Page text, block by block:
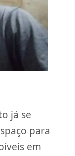
já se
para
em